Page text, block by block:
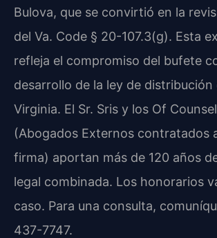
Bulova, que se convirtió en la
del Va. Code § 20-107.3(g). Esta
refleja el compromiso del bufete
desarrollo de la ley de distribución
Virginia. El Sr. Sris y los Of
(Abogados Externos contratados
firma) aportan más de 120 años
legal combinada. Los honorarios
caso. Para una consulta,
437-7747.